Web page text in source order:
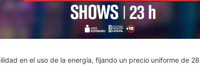
en el uso de la energía, fijando un precio uniforme de